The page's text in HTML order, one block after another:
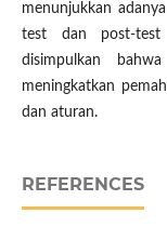
menunjukkan
test dan post-test
disimpulkan
meningkatkan
dan aturan.
REFERENCES